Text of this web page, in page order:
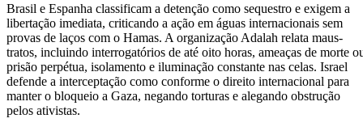
Brasil e Espanha classificam a detenção como sequestro e exigem a
libertação imediata, criticando a ação em águas internacionais sem
provas de laços com o Hamas. A organização Adalah relata maus-
tratos, incluindo interrogatórios de até oito horas, ameaças de morte
prisão perpétua, isolamento e iluminação constante nas celas. Israel
defende a interceptação como conforme o direito internacional para
manter o bloqueio a Gaza, negando torturas e alegando obstrução
pelos ativistas.